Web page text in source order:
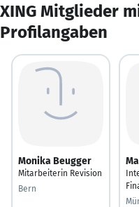
XING Mitglieder
Profilangaben
Monika Beugger
Mitarbeiterin Revision
Bern